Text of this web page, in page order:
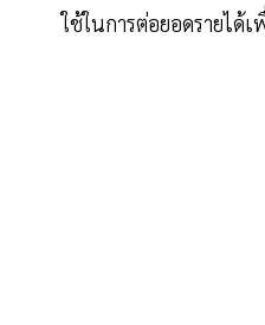
ใช้ในการต่อยอดรายได้